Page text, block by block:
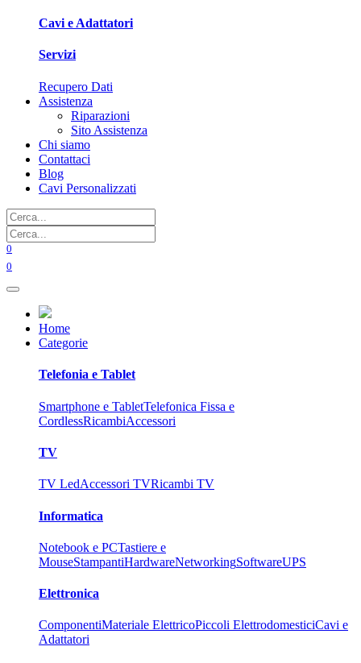
Cavi e Adattatori
Servizi
Recupero Dati
Assistenza
Riparazioni
Sito Assistenza
Chi siamo
Contattaci
Blog
Cavi Personalizzati
0
0
Home
Categorie
Telefonia e Tablet
Smartphone e TabletTelefonica Fissa e
CordlessRicambiAccessori
TV
TV LedAccessori TVRicambi TV
Informatica
Notebook e PCTastiere e
MouseStampantiHardwareNetworkingSoftwareUPS
Elettronica
ComponentiMateriale ElettricoPiccoli ElettrodomesticiCavi e
Adattatori